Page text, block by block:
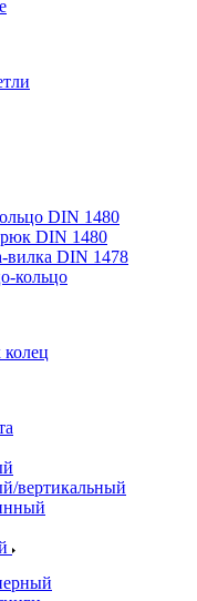
DIN 1480
DIN 1480
вилка DIN 1478
кольцо
колец
вертикальный